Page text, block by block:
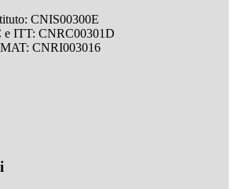
CNIS00300E
e ITT: CNRC00301D
CNRI003016